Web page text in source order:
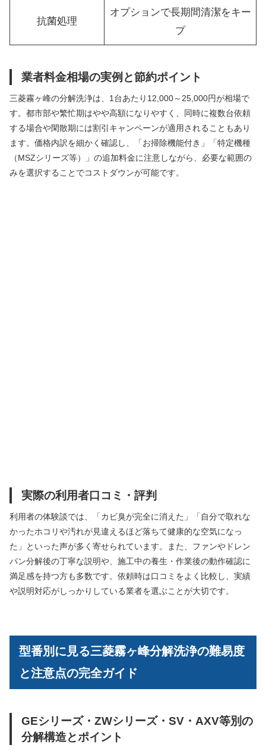
抗菌処理
オプションで長期間清潔をキー
プ
業者料金相場の実例と節約ポイント
三菱霧ヶ峰の分解洗浄は、1台あたり12,000～25,000円が相場で
す。都市部や繁忙期はやや高額になりやすく、同時に複数台依頼
する場合や閑散期には割引キャンペーンが適用されることもあり
ます。価格内訳を細かく確認し、「お掃除機能付き」「特定機種
（MSZシリーズ等）」の追加料金に注意しながら、必要な範囲の
みを選択することでコストダウンが可能です。
実際の利用者口コミ・評判
利用者の体験談では、「カビ臭が完全に消えた」「自分で取れな
かったホコリや汚れが見違えるほど落ちて健康的な空気になっ
た」といった声が多く寄せられています。また、ファンやドレン
パン分解後の丁寧な説明や、施工中の養生・作業後の動作確認に
満足感を持つ方も多数です。依頼時は口コミをよく比較し、実績
や説明対応がしっかりしている業者を選ぶことが大切です。
型番別に見る三菱霧ヶ峰分解洗浄の難易度
と注意点の完全ガイド
GEシリーズ・ZWシリーズ・SV・AXV等別の
分解構造とポイント